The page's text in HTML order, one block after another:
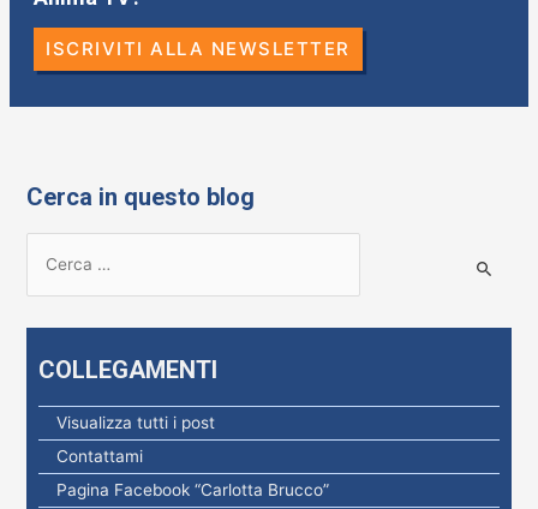
ISCRIVITI ALLA NEWSLETTER
Cerca in questo blog
COLLEGAMENTI
Visualizza tutti i post
Contattami
Pagina Facebook “Carlotta Brucco”